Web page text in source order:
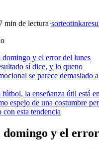
min de lectura·sorteotinka
y el error del lunes
sí dice, y lo queno
se parece demasiado
fútbol, la enseñanza útil está
espejo de una costumbre
esta tendencia
y el